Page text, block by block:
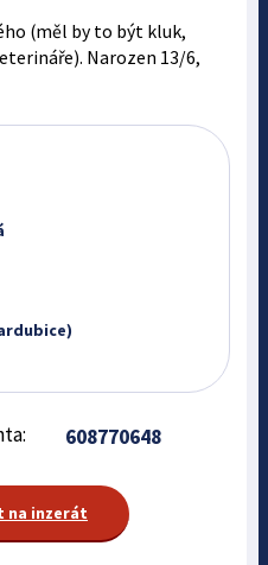
(měl by to být kluk,
Narozen 13/6,
608770648
na inzerát